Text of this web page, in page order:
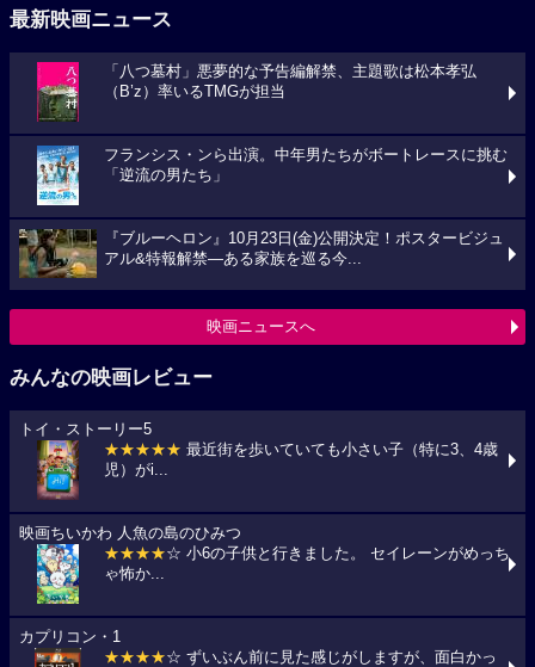
最新映画ニュース
「八つ墓村」悪夢的な予告編解禁、主題歌は松本孝弘
（B’z）率いるTMGが担当
フランシス・ンら出演。中年男たちがボートレースに挑む
「逆流の男たち」
『ブルーヘロン』10月23日(金)公開決定！ポスタービジュ
アル&特報解禁―ある家族を巡る今...
映画ニュースへ
みんなの映画レビュー
トイ・ストーリー5
★★★★★ 最近街を歩いていても小さい子（特に3、4歳
児）がi...
映画ちいかわ 人魚の島のひみつ
★★★★☆ 小6の子供と行きました。 セイレーンがめっち
ゃ怖か...
カプリコン・1
★★★★☆ ずいぶん前に見た感じがしますが、面白かっ